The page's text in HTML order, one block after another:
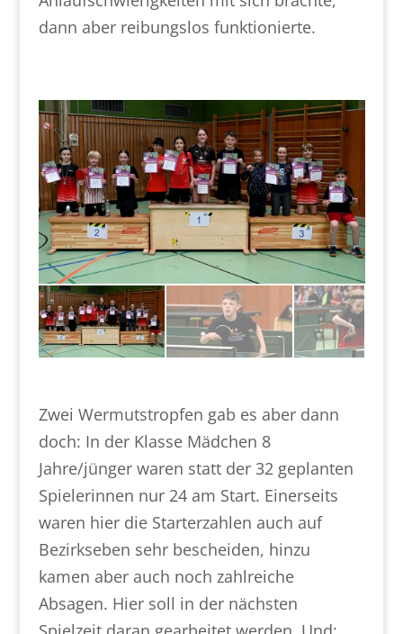
dann aber reibungslos funktionierte.
Zwei Wermutstropfen gab es aber dann
doch: In der Klasse Mädchen 8
Jahre/jünger waren statt der 32 geplanten
Spielerinnen nur 24 am Start. Einerseits
waren hier die Starterzahlen auch auf
Bezirkseben sehr bescheiden, hinzu
kamen aber auch noch zahlreiche
Absagen. Hier soll in der nächsten